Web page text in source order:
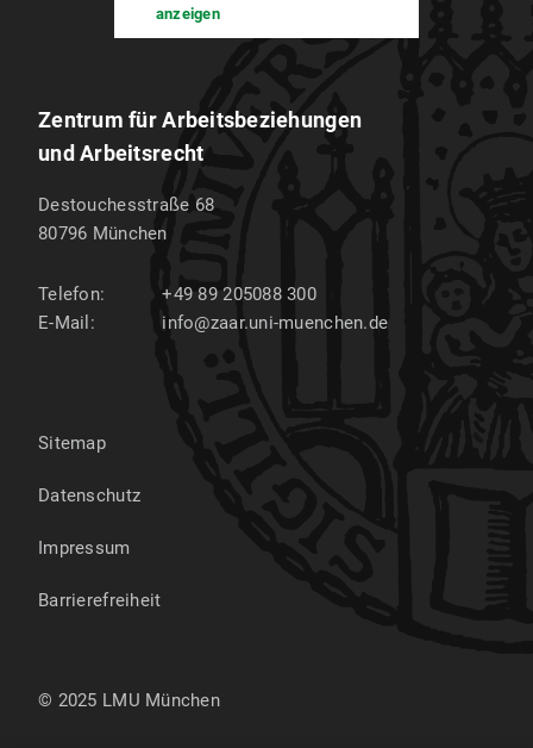
anzeigen
Zentrum für Arbeitsbeziehungen
und Arbeitsrecht
Destouchesstraße 68
80796 München
Telefon:
+49 89 205088 300
E-Mail:
info@zaar.uni-muenchen.de
Sitemap
Datenschutz
Impressum
Barrierefreiheit
© 2025 LMU München